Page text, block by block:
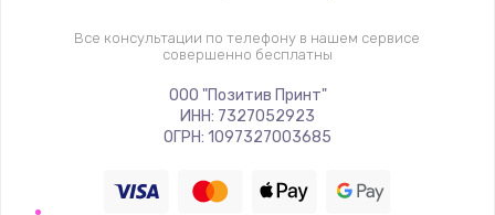
Все консультации по телефону в нашем сервисе
совершенно бесплатны
ООО "Позитив Принт"
ИНН: 7327052923
ОГРН: 1097327003685